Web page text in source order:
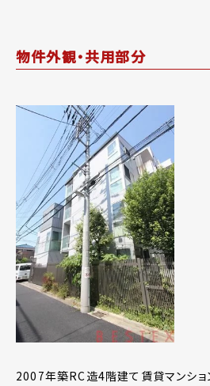
物件外観・共用部分
2007年築RC造4階建て賃貸マンショ